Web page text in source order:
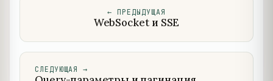
← ПРЕДЫДУЩАЯ
WebSocket и SSE
СЛЕДУЮЩАЯ →